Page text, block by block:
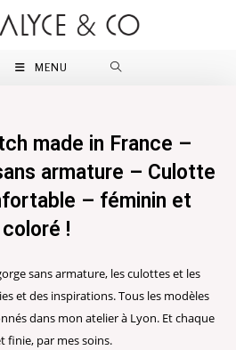
MENU
made in France –
armature – Culotte
– féminin et
coloré !
sans armature, les culottes et les
et des inspirations. Tous les modèles
dans mon atelier à Lyon. Et chaque
finie, par mes soins.